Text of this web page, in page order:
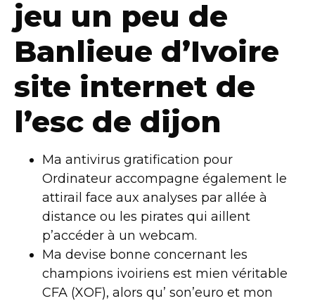
jeu un peu de
Banlieue d’Ivoire
site internet de
l’esc de dijon
Ma antivirus gratification pour
Ordinateur accompagne également le
attirail face aux analyses par allée à
distance ou les pirates qui aillent
p’accéder à un webcam.
Ma devise bonne concernant les
champions ivoiriens est mien véritable
CFA (XOF), alors qu’ son’euro et mon